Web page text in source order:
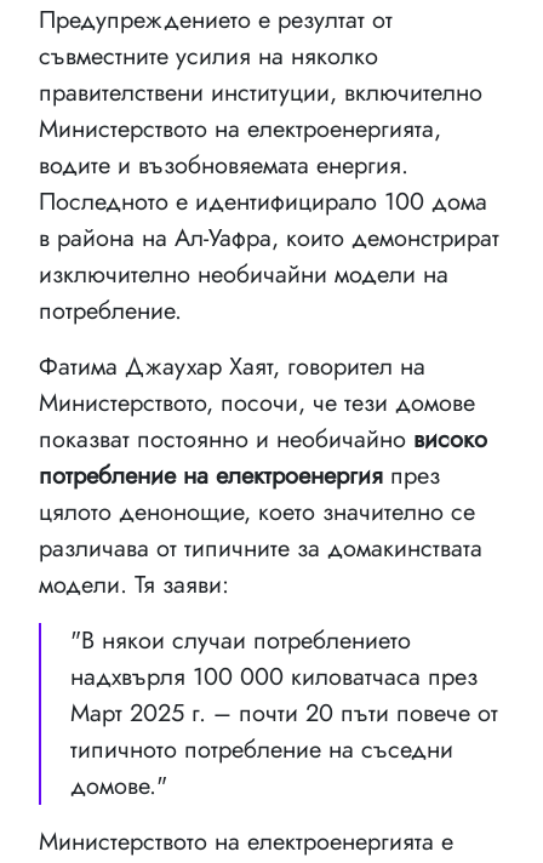
Предупреждението е резултат от
съвместните усилия на няколко
правителствени институции, включително
Министерството на електроенергията,
водите и възобновяемата енергия.
Последното е идентифицирало 100 дома
в района на Ал-Уафра, които демонстрират
изключително необичайни модели на
потребление.
Фатима Джаухар Хаят, говорител на
Министерството, посочи, че тези домове
показват постоянно и необичайно високо
потребление на електроенергия през
цялото денонощие, което значително се
различава от типичните за домакинствата
модели. Тя заяви:
"В някои случаи потреблението
надхвърля 100 000 киловатчаса през
Март 2025 г. – почти 20 пъти повече от
типичното потребление на съседни
домове."
Министерството на електроенергията е